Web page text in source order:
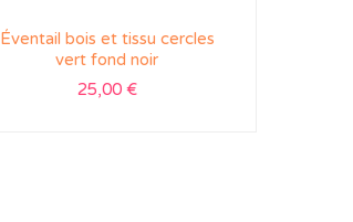
Éventail bois et tissu cercles
vert fond noir
25,00 €